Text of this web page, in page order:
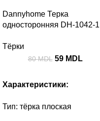
Dannyhome Терка
односторонняя DH-1042-1
Тёрки
80MDL 59 MDL
Характеристики:
Тип: тёрка плоская